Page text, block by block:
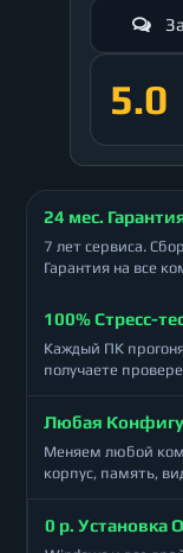
5.0
24 мес.
7 лет сервиса.
Гарантия на все
100% Стресс-
Каждый ПК
получаете
Любая
Меняем любой
корпус, память,
0 р. Установка